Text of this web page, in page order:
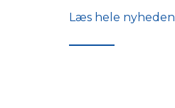
Læs hele nyheden